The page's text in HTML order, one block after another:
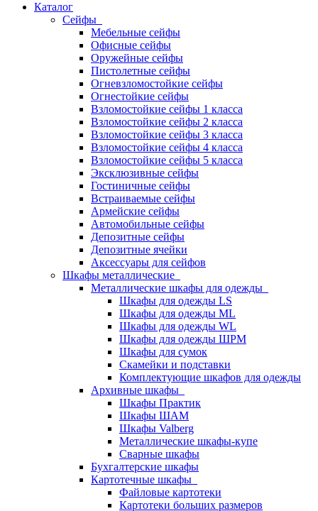
Каталог
Сейфы
Мебельные сейфы
Офисные сейфы
Оружейные сейфы
Пистолетные сейфы
Огневзломостойкие сейфы
Огнестойкие сейфы
Взломостойкие сейфы 1 класса
Взломостойкие сейфы 2 класса
Взломостойкие сейфы 3 класса
Взломостойкие сейфы 4 класса
Взломостойкие сейфы 5 класса
Эксклюзивные сейфы
Гостиничные сейфы
Встраиваемые сейфы
Армейские сейфы
Автомобильные сейфы
Депозитные сейфы
Депозитные ячейки
Аксессуары для сейфов
Шкафы металлические
Металлические шкафы для одежды
Шкафы для одежды LS
Шкафы для одежды ML
Шкафы для одежды WL
Шкафы для одежды ШРМ
Шкафы для сумок
Скамейки и подставки
Комплектующие шкафов для одежды
Архивные шкафы
Шкафы Практик
Шкафы ШАМ
Шкафы Valberg
Металлические шкафы-купе
Сварные шкафы
Бухгалтерские шкафы
Картотечные шкафы
Файловые картотеки
Картотеки больших размеров